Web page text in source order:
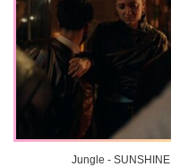
Jungle - SUNSHINE